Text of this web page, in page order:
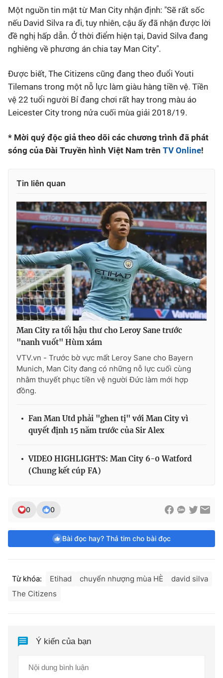
Một nguồn tin mật từ Man City nhận định: "Sẽ rất sốc
nếu David Silva ra đi, tuy nhiên, cậu ấy đã nhận được lời
đề nghị hấp dẫn. Ở thời điểm hiện tại, David Silva đang
nghiêng về phương án chia tay Man City".
Được biết, The Citizens cũng đang theo đuổi Youti
Tilemans trong một nỗ lực làm giàu hàng tiền vệ. Tiền
vệ 22 tuổi người Bỉ đang chơi rất hay trong màu áo
Leicester City trong nửa cuối mùa giải 2018/19.
* Mời quý độc giả theo dõi các chương trình đã phát
sóng của Đài Truyền hình Việt Nam trên TV Online!
Tin liên quan
Man City ra tối hậu thư cho Leroy Sane trước
"nanh vuốt" Hùm xám
VTV.vn - Trước bờ vực mất Leroy Sane cho Bayern
Munich, Man City đang có những nỗ lực cuối cùng
nhằm thuyết phục tiền vệ người Đức làm mới hợp
đồng.
Fan Man Utd phải "ghen tị" với Man City vì
quyết định 15 năm trước của Sir Alex
VIDEO HIGHLIGHTS: Man City 6-0 Watford
(Chung kết cúp FA)
0 0
Bài đọc hay? Thả tim cho bài đọc
Từ khóa: Etihad chuyển nhượng mùa HÈ
david silva
The Citizens
Ý kiến của bạn